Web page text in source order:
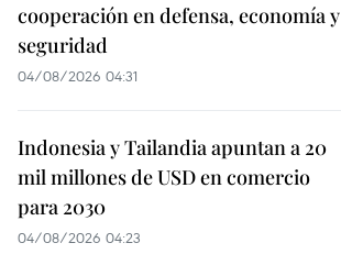
cooperación en defensa, economía y
seguridad
04/08/2026 04:31
Indonesia y Tailandia apuntan a 20
mil millones de USD en comercio
para 2030
04/08/2026 04:23